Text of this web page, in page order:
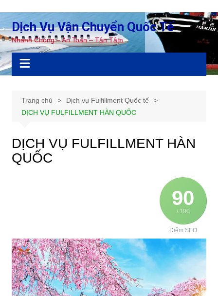
phần
nội
dung
Dịch Vụ Vận Chuyển Quốc Tế
Nhanh Chóng – An Toàn – Tận Tâm
Trang chủ
Dịch vụ Fulfillment Quốc tế
DỊCH VỤ FULFILLMENT HÀN QUỐC
DỊCH VỤ FULFILLMENT HÀN
QUỐC
90
/ 100
Điểm SEO